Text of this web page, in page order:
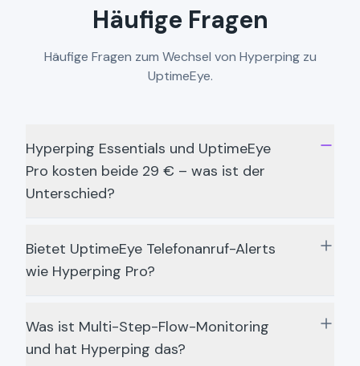
Häufige Fragen
Häufige Fragen zum Wechsel von Hyperping zu
UptimeEye.
Hyperping Essentials und UptimeEye
Pro kosten beide 29 € – was ist der
Unterschied?
Bietet UptimeEye Telefonanruf-Alerts
wie Hyperping Pro?
Was ist Multi-Step-Flow-Monitoring
und hat Hyperping das?